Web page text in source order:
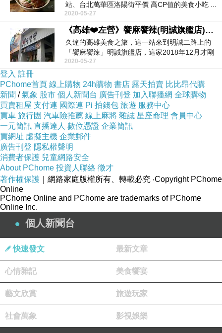
站、台北萬華區洛陽街平價 高CP值的美食小吃 ...
2020-05-27
《高雄❤️左營》饗麻饗辣(明誠旗艦店)絕對餓不到你
久違的高雄美食之旅，這一站來到明誠二路上的
「饗麻饗辣」明誠旗艦店，這家2018年12月才剛
新開幕唷，...
2020-05-27
登入 註冊
PChome首頁 線上購物 24h購物 書店 露天拍賣 比比昂代購
新聞 /氣象 股市 個人新聞台 廣告刊登 加入聯播網 全球購物
買賣租屋 支付連 國際連 Pi 拍錢包 旅遊 服務中心
買車 旅行團 汽車險推薦 線上麻將 雜誌 星座命理 會員中心
一元簡訊 直播達人 數位憑證 企業簡訊
買網址 虛擬主機 企業郵件
廣告刊登 隱私權聲明
消費者保護 兒童網路安全
About PChome 投資人聯絡 徵才
著作權保護 ｜網路家庭版權所有、轉載必究 ‧Copyright PChome
Online
PChome Online and PChome are trademarks of PChome
Online Inc.
個人新聞台
快速發文 最新文章
心情雜記 美食饗宴
藝文欣賞 旅遊玩家
社會萬象 影視娛樂